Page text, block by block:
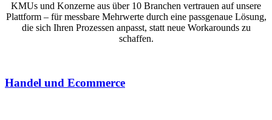
KMUs und Konzerne aus über 10 Branchen vertrauen auf unsere
Plattform – für messbare Mehrwerte durch eine passgenaue Lösung,
die sich Ihren Prozessen anpasst, statt neue Workarounds zu
schaffen.
Handel und Ecommerce